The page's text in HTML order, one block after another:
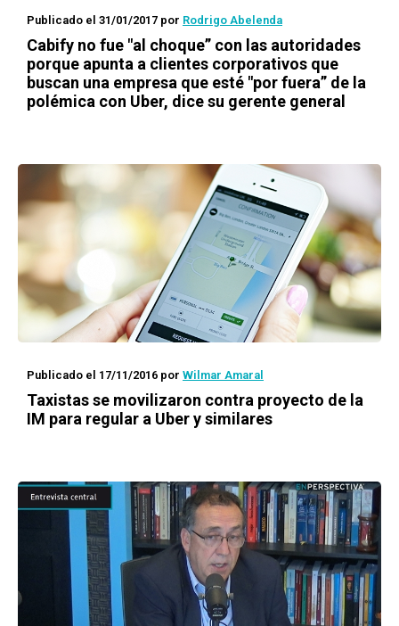
Publicado el 31/01/2017 por Rodrigo Abelenda
Cabify no fue "al choque” con las autoridades
porque apunta a clientes corporativos que
buscan una empresa que esté "por fuera” de la
polémica con Uber, dice su gerente general
Publicado el 17/11/2016 por Wilmar Amaral
Taxistas se movilizaron contra proyecto de la
IM para regular a Uber y similares